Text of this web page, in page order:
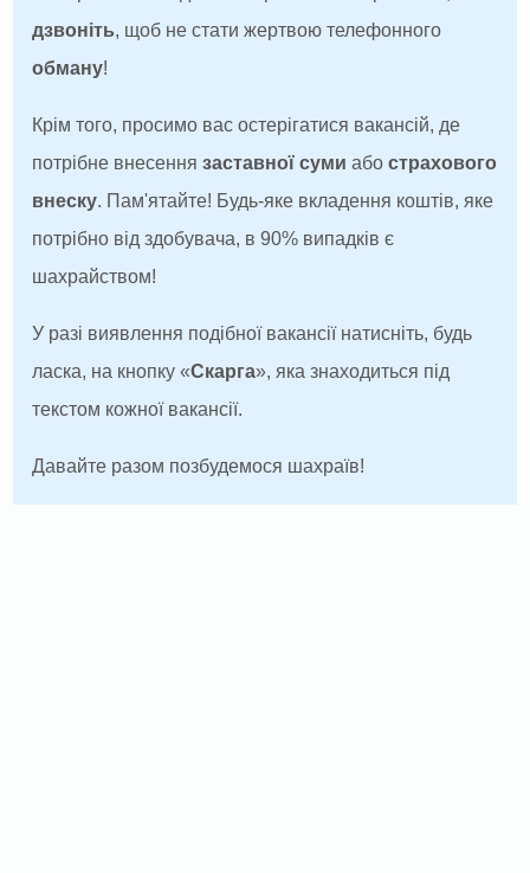
дзвоніть, щоб не стати жертвою телефонного
обману!
Крім того, просимо вас остерігатися вакансій, де
потрібне внесеннязаставної суми абострахового
внеску. Пам'ятайте! Будь-яке вкладення коштів, яке
потрібно від здобувача, в 90% випадків є
шахрайством!
У разі виявлення подібної вакансії натисніть, будь
ласка, на кнопку «Скарга», яка знаходиться під
текстом кожної вакансії.
Давайте разом позбудемося шахраїв!